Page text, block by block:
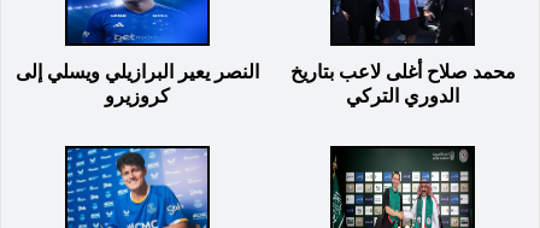
محمد صلاح أغلى لاعب بتاريخ
الدوري التركي
النصر يعير البرازيلي ويسلي إلى
كروزيرو